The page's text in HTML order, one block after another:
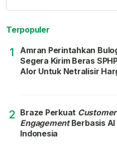
Terpopuler
1
Amran Perintahkan
Segera Kirim Beras
Alor Untuk Netralisir
2 Braze Perkuat Customer
EngagementBerbasis AI
Indonesia